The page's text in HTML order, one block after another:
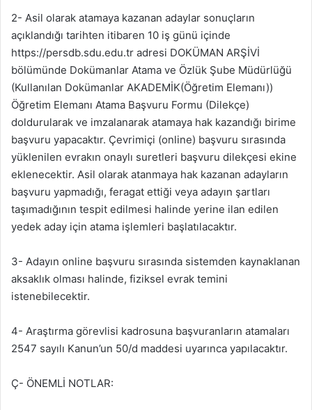
2- Asil olarak atamaya kazanan adaylar sonuçların
açıklandığı tarihten itibaren 10 iş günü içinde
https://persdb.sdu.edu.tr adresi DOKÜMAN ARŞİVİ
bölümünde Dokümanlar Atama ve Özlük Şube Müdürlüğü
(Kullanılan Dokümanlar AKADEMİK(Öğretim Elemanı))
Öğretim Elemanı Atama Başvuru Formu (Dilekçe)
doldurularak ve imzalanarak atamaya hak kazandığı birime
başvuru yapacaktır. Çevrimiçi (online) başvuru sırasında
yüklenilen evrakın onaylı suretleri başvuru dilekçesi ekine
eklenecektir. Asil olarak atanmaya hak kazanan adayların
başvuru yapmadığı, feragat ettiği veya adayın şartları
taşımadığının tespit edilmesi halinde yerine ilan edilen
yedek aday için atama işlemleri başlatılacaktır.
3- Adayın online başvuru sırasında sistemden kaynaklanan
aksaklık olması halinde, fiziksel evrak temini
istenebilecektir.
4- Araştırma görevlisi kadrosuna başvuranların atamaları
2547 sayılı Kanun’un 50/d maddesi uyarınca yapılacaktır.
Ç- ÖNEMLİ NOTLAR: